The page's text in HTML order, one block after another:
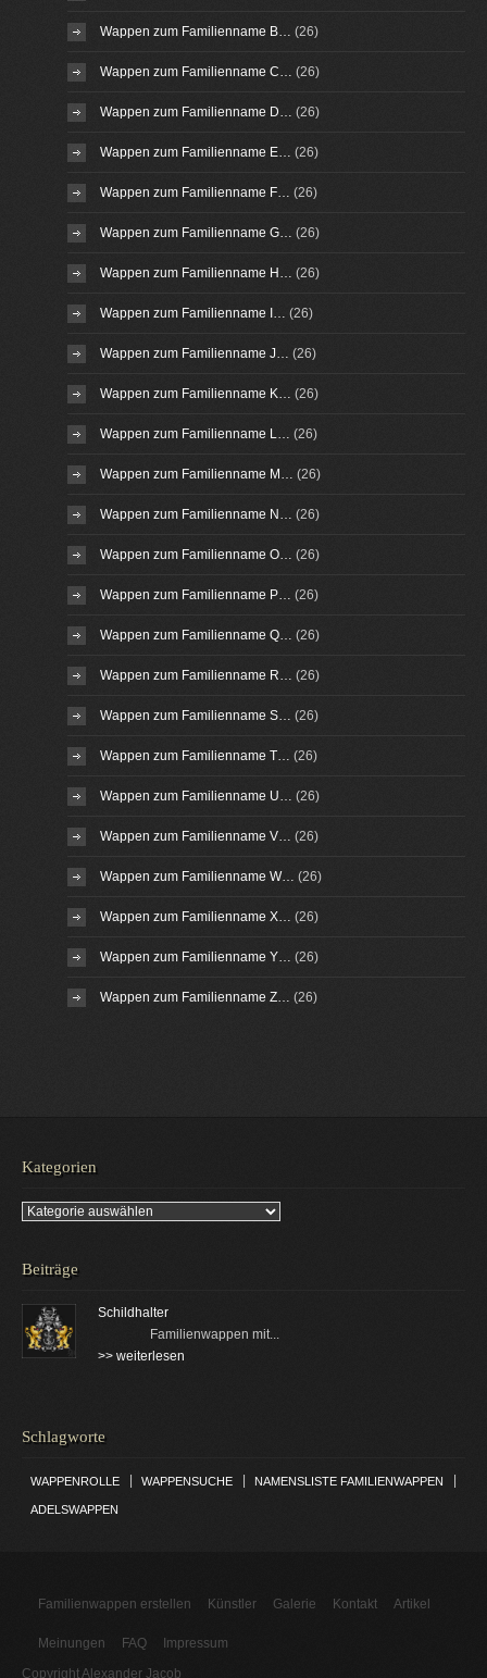
Wappen zum Familienname B… (26)
Wappen zum Familienname C… (26)
Wappen zum Familienname D… (26)
Wappen zum Familienname E… (26)
Wappen zum Familienname F… (26)
Wappen zum Familienname G… (26)
Wappen zum Familienname H… (26)
Wappen zum Familienname I… (26)
Wappen zum Familienname J… (26)
Wappen zum Familienname K… (26)
Wappen zum Familienname L… (26)
Wappen zum Familienname M… (26)
Wappen zum Familienname N… (26)
Wappen zum Familienname O… (26)
Wappen zum Familienname P… (26)
Wappen zum Familienname Q… (26)
Wappen zum Familienname R… (26)
Wappen zum Familienname S… (26)
Wappen zum Familienname T… (26)
Wappen zum Familienname U… (26)
Wappen zum Familienname V… (26)
Wappen zum Familienname W… (26)
Wappen zum Familienname X… (26)
Wappen zum Familienname Y… (26)
Wappen zum Familienname Z… (26)
Kategorien
Kategorien
Beiträge
Schildhalter
Familienwappen mit...
>> weiterlesen
Schlagworte
WAPPENROLLE | WAPPENSUCHE | NAMENSLISTE FAMILIENWAPPEN |
ADELSWAPPEN
Familienwappen erstellen Künstler Galerie Kontakt Artikel
Meinungen FAQ
Impressum
Copyright Alexander Jacob